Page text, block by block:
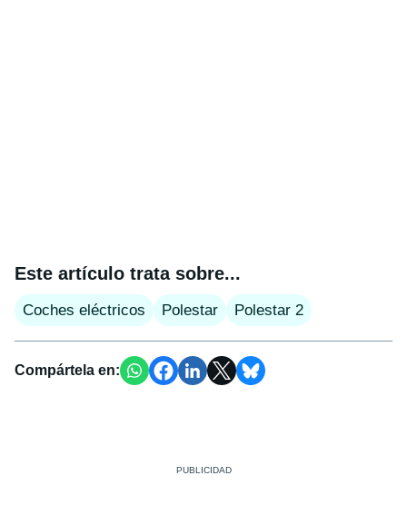
Este artículo trata sobre...
Coches eléctricos Polestar Polestar 2
Compártela en: